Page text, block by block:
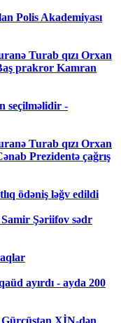
Polis Akademiyası
Turab qızı Orxan
prakror Kamran
seçilməlidir -
Turab qızı Orxan
Prezidentə çağrış
ödəniş ləğv edildi
Şəriifov sədr
ayırdı - ayda 200